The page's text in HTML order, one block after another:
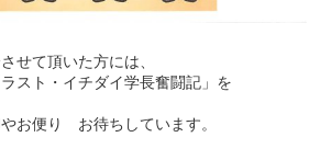
せて頂いた方には、
スト・イチダイ学長奮闘記」を
お便り お待ちしています。